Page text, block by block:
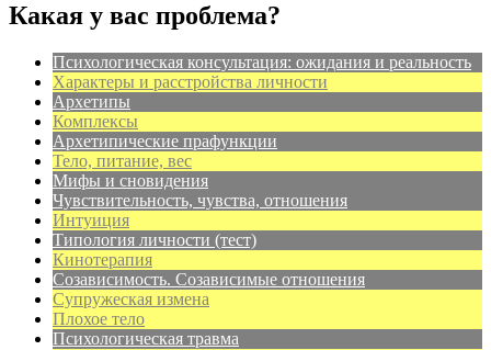
Какая у вас проблема?
Психологическая консультация: ожидания и реальность
Характеры и расстройства личности
Архетипы
Комплексы
Архетипические прафункции
Тело, питание, вес
Мифы и сновидения
Чувствительность, чувства, отношения
Интуиция
Типология личности (тест)
Кинотерапия
Созависимость. Созависимые отношения
Супружеская измена
Плохое тело
Психологическая травма